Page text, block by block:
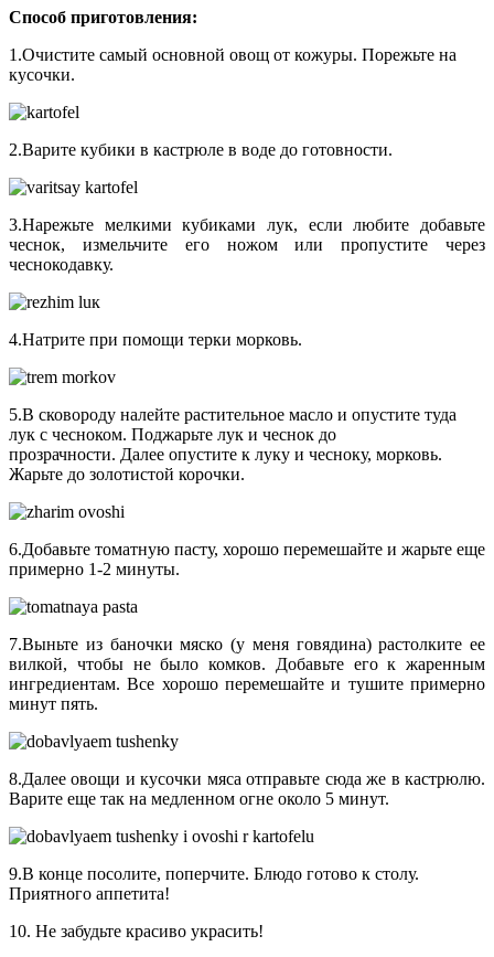
Способ приготовления:
1.Очистите самый основной овощ от кожуры. Порежьте на
кусочки.
2.Варите кубики в кастрюле в воде до готовности.
3.Нарежьте мелкими кубиками лук, если любите добавьте
чеснок, измельчите его ножом или пропустите через
чеснокодавку.
4.Натрите при помощи терки морковь.
5.В сковороду налейте растительное масло и опустите туда
лук с чесноком. Поджарьте лук и чеснок до
прозрачности. Далее опустите к луку и чесноку, морковь.
Жарьте до золотистой корочки.
6.Добавьте томатную пасту, хорошо перемешайте и жарьте еще
примерно 1-2 минуты.
7.Выньте из баночки мяско (у меня говядина) растолките ее
вилкой, чтобы не было комков. Добавьте его к жаренным
ингредиентам. Все хорошо перемешайте и тушите примерно
минут пять.
8.Далее овощи и кусочки мяса отправьте сюда же в кастрюлю.
Варите еще так на медленном огне около 5 минут.
9.В конце посолите, поперчите. Блюдо готово к столу.
Приятного аппетита!
10. Не забудьте красиво украсить!